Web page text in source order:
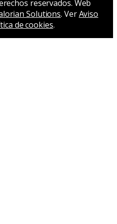
reservados. Web
Solutions. VerAviso
de cookies.